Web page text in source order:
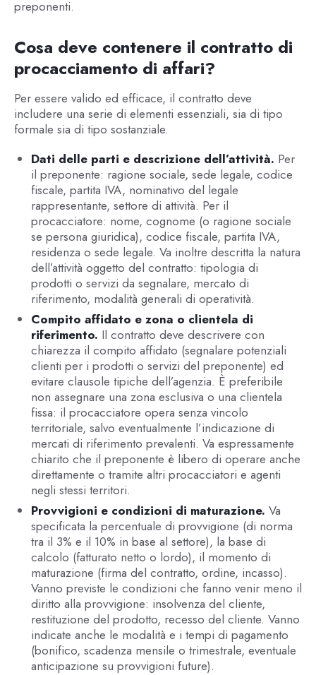
preponenti.
Cosa deve contenere il contratto di
procacciamento di affari?
Per essere valido ed efficace, il contratto deve
includere una serie di elementi essenziali, sia di tipo
formale sia di tipo sostanziale.
Dati delle parti e descrizione dell’attività. Per
il preponente: ragione sociale, sede legale, codice
fiscale, partita IVA, nominativo del legale
rappresentante, settore di attività. Per il
procacciatore: nome, cognome (o ragione sociale
se persona giuridica), codice fiscale, partita IVA,
residenza o sede legale. Va inoltre descritta la natura
dell’attività oggetto del contratto: tipologia di
prodotti o servizi da segnalare, mercato di
riferimento, modalità generali di operatività.
Compito affidato e zona o clientela di
riferimento. Il contratto deve descrivere con
chiarezza il compito affidato (segnalare potenziali
clienti per i prodotti o servizi del preponente) ed
evitare clausole tipiche dell’agenzia. È preferibile
non assegnare una zona esclusiva o una clientela
fissa: il procacciatore opera senza vincolo
territoriale, salvo eventualmente l’indicazione di
mercati di riferimento prevalenti. Va espressamente
chiarito che il preponente è libero di operare anche
direttamente o tramite altri procacciatori e agenti
negli stessi territori.
Provvigioni e condizioni di maturazione. Va
specificata la percentuale di provvigione (di norma
tra il 3% e il 10% in base al settore), la base di
calcolo (fatturato netto o lordo), il momento di
maturazione (firma del contratto, ordine, incasso).
Vanno previste le condizioni che fanno venir meno il
diritto alla provvigione: insolvenza del cliente,
restituzione del prodotto, recesso del cliente. Vanno
indicate anche le modalità e i tempi di pagamento
(bonifico, scadenza mensile o trimestrale, eventuale
anticipazione su provvigioni future).